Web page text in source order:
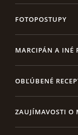
FOTOPOSTUPY
MARCIPÁN A INÉ
OBĽÚBENÉ
ZAUJÍMAVOSTI O